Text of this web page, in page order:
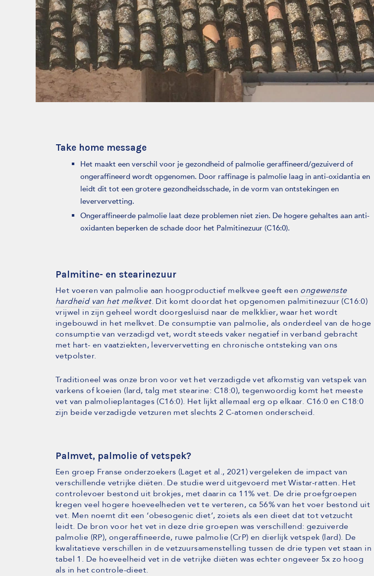
Take home message
Het maakt een verschil voor je gezondheid of palmolie geraffineerd/gezuiverd of
ongeraffineerd wordt opgenomen. Door raffinage is palmolie laag in anti-oxidantia en
leidt dit tot een grotere gezondheidsschade, in de vorm van ontstekingen en
leververvetting.
Ongeraffineerde palmolie laat deze problemen niet zien. De hogere gehaltes aan anti-
oxidanten beperken de schade door het Palmitinezuur (C16:0).
Palmitine- en stearinezuur
Het voeren van palmolie aan hoogproductief melkvee geeft een ongewenste
hardheid van het melkvet. Dit komt doordat het opgenomen palmitinezuur (C16:0)
vrijwel in zijn geheel wordt doorgesluisd naar de melkklier, waar het wordt
ingebouwd in het melkvet. De consumptie van palmolie, als onderdeel van de hoge
consumptie van verzadigd vet, wordt steeds vaker negatief in verband gebracht
met hart- en vaatziekten, leververvetting en chronische ontsteking van ons
vetpolster.
Traditioneel was onze bron voor vet het verzadigde vet afkomstig van vetspek van
varkens of koeien (lard, talg met stearine: C18:0), tegenwoordig komt het meeste
vet van palmolieplantages (C16:0). Het lijkt allemaal erg op elkaar. C16:0 en C18:0
zijn beide verzadigde vetzuren met slechts 2 C-atomen onderscheid.
Palmvet, palmolie of vetspek?
Een groep Franse onderzoekers (Laget et al., 2021) vergeleken de impact van
verschillende vetrijke diëten. De studie werd uitgevoerd met Wistar-ratten. Het
controlevoer bestond uit brokjes, met daarin ca 11% vet. De drie proefgroepen
kregen veel hogere hoeveelheden vet te verteren, ca 56% van het voer bestond uit
vet. Men noemt dit een ‘obesogenic diet’, zoiets als een dieet dat tot vetzucht
leidt. De bron voor het vet in deze drie groepen was verschillend: gezuiverde
palmolie (RP), ongeraffineerde, ruwe palmolie (CrP) en dierlijk vetspek (lard). De
kwalitatieve verschillen in de vetzuursamenstelling tussen de drie typen vet staan in
tabel 1. De hoeveelheid vet in de vetrijke diëten was echter ongeveer 5x zo hoog
als in het controle-dieet.